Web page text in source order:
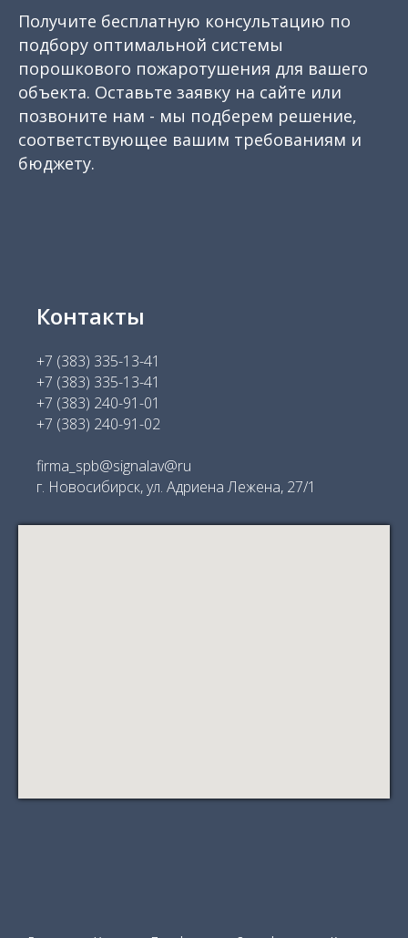
Получите бесплатную консультацию по
подбору оптимальной системы
порошкового пожаротушения для вашего
объекта. Оставьте заявку на сайте или
позвоните нам - мы подберем решение,
соответствующее вашим требованиям и
бюджету.
Контакты
+7 (383) 335-13-41
+7 (383) 335-13-41
+7 (383) 240-91-01
+7 (383) 240-91-02
firma_spb@signalav@ru
г. Новосибирск, ул. Адриена Лежена, 27/1